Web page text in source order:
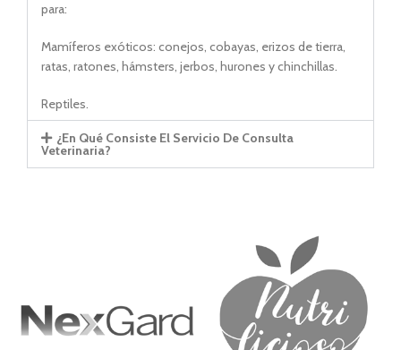
para:
Mamíferos exóticos: conejos, cobayas, erizos de tierra,
ratas, ratones, hámsters, jerbos, hurones y chinchillas.
Reptiles.
¿En Qué Consiste El Servicio De Consulta
Veterinaria?